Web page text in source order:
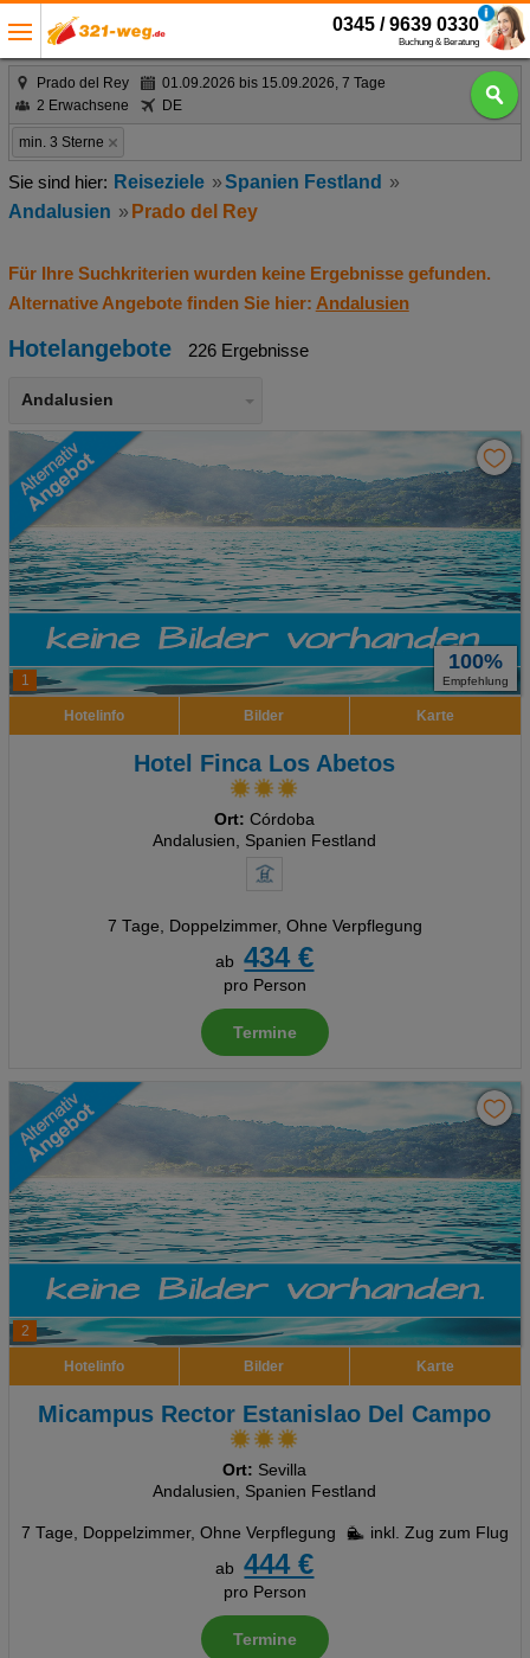
0345 / 9639 0330
Buchung & Beratung
Prado del Rey
01.09.2026 bis 15.09.2026, 7 Tage
2 Erwachsene
DE
min. 3 Sterne
Reiseziele
Spanien Festland
Andalusien
Prado del Rey
Für Ihre Suchkriterien wurden keine Ergebnisse gefunden.
Alternative Angebote finden Sie hier: Andalusien
Hotelangebote 226 Ergebnisse
Andalusien
1
100%
Empfehlung
Hotelinfo Bilder Karte
Hotel Finca Los Abetos
Ort: Córdoba
Andalusien, Spanien Festland
7 Tage, Doppelzimmer, Ohne Verpflegung
ab
434 €
pro Person
Termine
2
Hotelinfo Bilder Karte
Micampus Rector Estanislao Del Campo
Ort: Sevilla
Andalusien, Spanien Festland
7 Tage, Doppelzimmer, Ohne Verpflegung
inkl. Zug zum Flug
ab
444 €
pro Person
Termine